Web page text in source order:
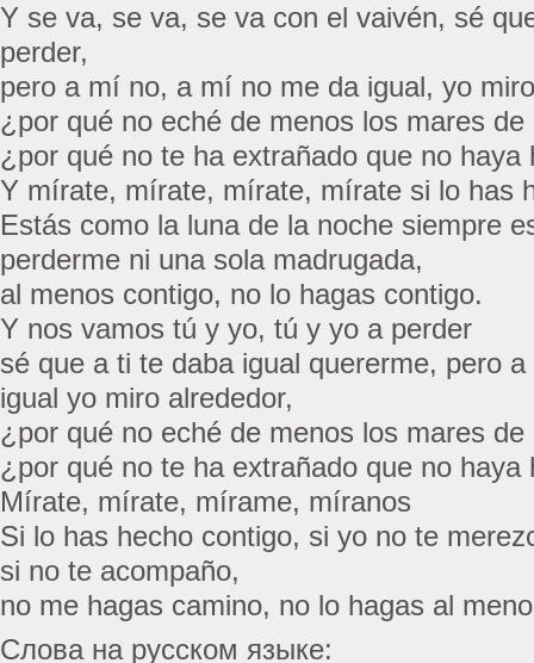
Y se va, se va, se va con el vaivén, sé
perder,
pero a mí no, a mí no me da igual, yo
¿por qué no eché de menos los mares de
¿por qué no te ha extrañado que no haya
Y mírate, mírate, mírate, mírate si lo has
Estás como la luna de la noche siempre
perderme ni una sola madrugada,
al menos contigo, no lo hagas contigo.
Y nos vamos tú y yo, tú y yo a perder
sé que a ti te daba igual quererme, pero
igual yo miro alrededor,
¿por qué no eché de menos los mares de
¿por qué no te ha extrañado que no haya
Mírate, mírate, mírame, míranos
Si lo has hecho contigo, si yo no te
si no te acompaño,
no me hagas camino, no lo hagas al
Слова на русском языке: